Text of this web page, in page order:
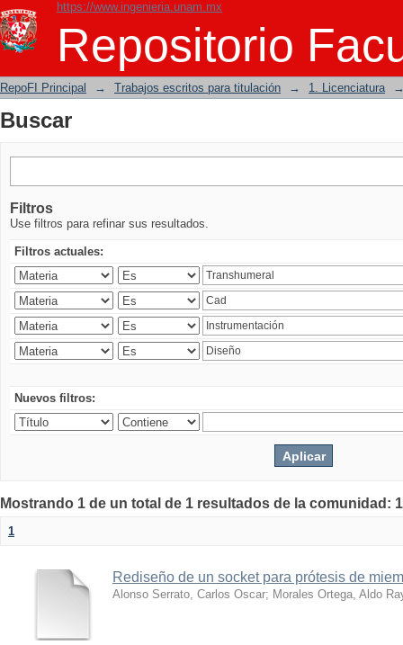
https://www.ingenieria.unam.mx
Repositorio
Buscar
RepoFI Principal → Trabajos escritos para titulación → 1. Licenciatura
Buscar
Filtros
Use filtros para refinar sus resultados.
Filtros actuales:
Nuevos filtros:
Mostrando 1 de un total de 1 resultados de la comunidad:
1
Rediseño de un socket para prótesis de
Alonso Serrato, Carlos Oscar; Morales Ortega, Aldo